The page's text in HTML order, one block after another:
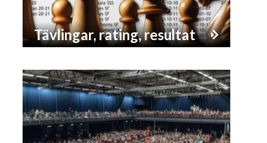
Tävlingar, rating, resultat